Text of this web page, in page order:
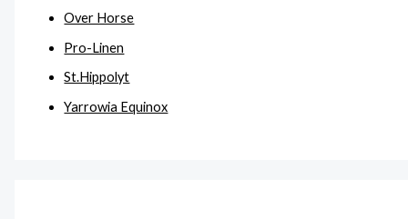
Over Horse
Pro-Linen
St.Hippolyt
Yarrowia Equinox